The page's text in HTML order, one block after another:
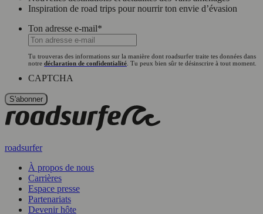
Inspiration de road trips pour nourrir ton envie d’évasion
Ton adresse e-mail*
Tu trouveras des informations sur la manière dont roadsurfer traite tes données dans
notre déclaration de confidentialité . Tu peux bien sûr te désinscrire à tout moment.
CAPTCHA
roadsurfer
À propos de nous
Carrières
Espace presse
Partenariats
Devenir hôte